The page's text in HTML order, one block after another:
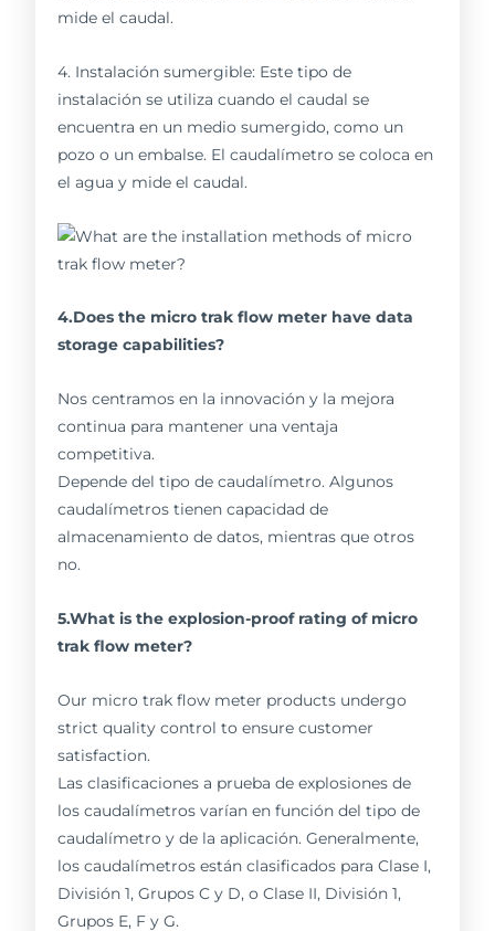
mide el caudal.
4. Instalación sumergible: Este tipo de
instalación se utiliza cuando el caudal se
encuentra en un medio sumergido, como un
pozo o un embalse. El caudalímetro se coloca en
el agua y mide el caudal.
4.Does the micro trak flow meter have data
storage capabilities?
Nos centramos en la innovación y la mejora
continua para mantener una ventaja
competitiva.
Depende del tipo de caudalímetro. Algunos
caudalímetros tienen capacidad de
almacenamiento de datos, mientras que otros
no.
5.What is the explosion-proof rating of micro
trak flow meter?
Our micro trak flow meter products undergo
strict quality control to ensure customer
satisfaction.
Las clasificaciones a prueba de explosiones de
los caudalímetros varían en función del tipo de
caudalímetro y de la aplicación. Generalmente,
los caudalímetros están clasificados para Clase I,
División 1, Grupos C y D, o Clase II, División 1,
Grupos E, F y G.